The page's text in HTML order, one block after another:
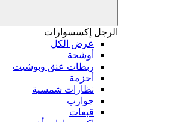
الرجل إكسسوارات
عرض الكل
أوشحة
ربطات عنق وبوشيت
أحزمة
نظارات شمسية
جوارب
قبعات